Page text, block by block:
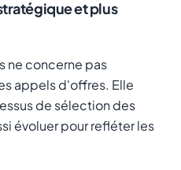
et plus
ne concerne pas
appels d'offres. Elle
de sélection des
évoluer pour refléter les